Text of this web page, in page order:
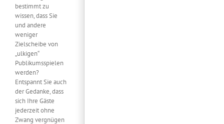
bestimmt zu
wissen, dass Sie
und andere
weniger
Zielscheibe von
„ulkigen“
Publikumsspielen
werden?
Entspannt Sie auch
der Gedanke, dass
sich Ihre Gäste
jederzeit ohne
Zwang vergnügen